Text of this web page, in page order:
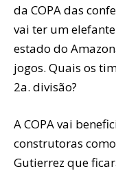
da COPA das
vai ter um
estado do
jogos. Quais os
2a. divisão?
A COPA vai
construtoras
Gutierrez que